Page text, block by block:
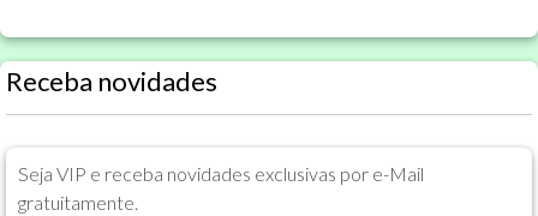
Receba novidades
Seja VIP e receba novidades exclusivas por e-Mail
gratuitamente.